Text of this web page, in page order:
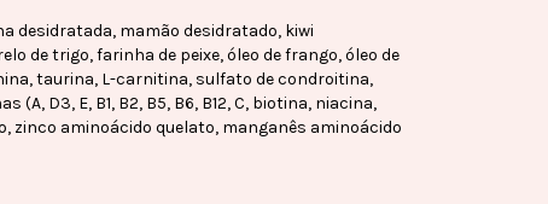
desidratada, mamão desidratado, kiwi
de trigo, farinha de peixe, óleo de frango, óleo de
taurina, L-carnitina, sulfato de condroitina,
D3, E, B1, B2, B5, B6, B12, C, biotina, niacina,
zinco aminoácido quelato, manganês aminoácido